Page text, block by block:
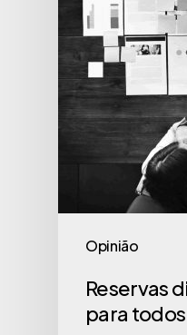
Opinião
Reservas
para todos